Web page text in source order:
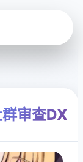
审查DX